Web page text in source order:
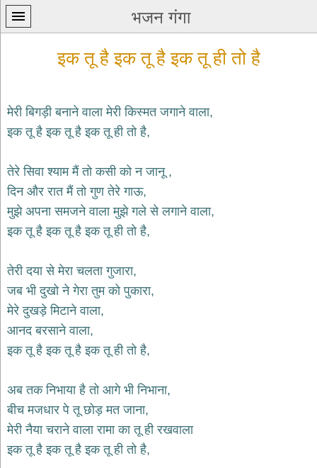
भजन गंगा
प्रथम
home
कृष्ण
भजन
krishna
bhajans
भजन
bhajans
हनुमान
भजन
hanuman
bhajans
भजन
bhajans
जैन
भजन
इक तू है इक तू है इक तू ही तो है
मेरी बिगड़ी बनाने वाला मेरी किस्मत जगाने वाला,
इक तू है इक तू है इक तू ही तो है,
तेरे सिवा श्याम मैं तो कसी को न जानू ,
दिन और रात मैं तो गुण तेरे गाऊ,
मुझे अपना समजने वाला मुझे गले से लगाने वाला,
इक तू है इक तू है इक तू ही तो है,
तेरी दया से मेरा चलता गुजारा,
जब भी दुखो ने गेरा तुम को पुकारा,
मेरे दुखड़े मिटाने वाला,
आनद बरसाने वाला,
इक तू है इक तू है इक तू ही तो है,
अब तक निभाया है तो आगे भी निभाना,
बीच मजधार पे तू छोड़ मत जाना,
मेरी नैया चराने वाला रामा का तू ही रखवाला
इक तू है इक तू है इक तू ही तो है,